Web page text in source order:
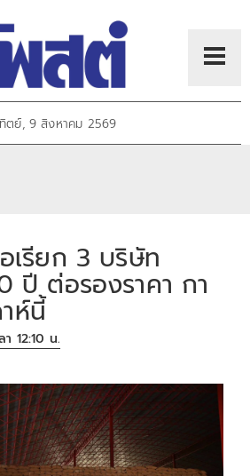
ตย์, 9 สิงหาคม 2569
เรียก 3 บริษัท
ปี ต่อรองราคา กา
ห์นี้
12:10 น.